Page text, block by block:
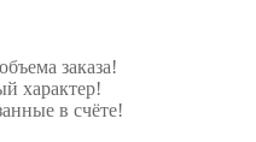
заказа!
характер!
в счёте!